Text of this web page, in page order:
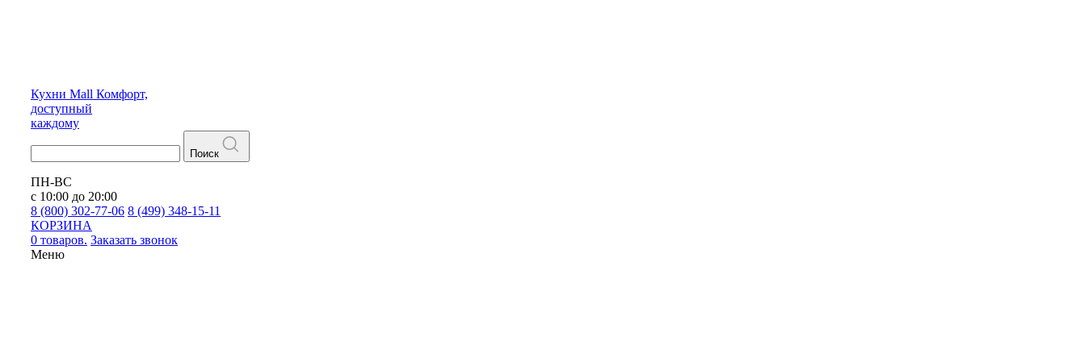
Кухни Mall Комфорт,
доступный
каждому
Поиск
ПН-ВС
с 10:00 до 20:00
8 (800) 302-77-06 8 (499) 348-15-11
КОРЗИНА
0 товаров. Заказать звонок
Меню